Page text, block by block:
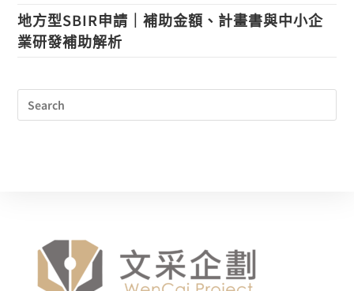
地方型SBIR申請｜補助金額、計畫書與中小企
業研發補助解析